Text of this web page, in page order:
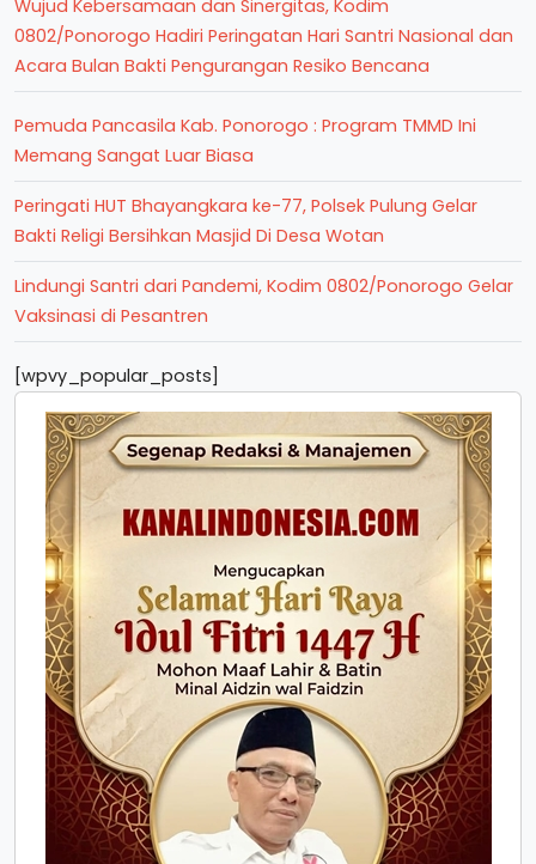
Wujud Kebersamaan dan Sinergitas, Kodim
0802/Ponorogo Hadiri Peringatan Hari Santri Nasional dan
Acara Bulan Bakti Pengurangan Resiko Bencana
Pemuda Pancasila Kab. Ponorogo : Program TMMD Ini
Memang Sangat Luar Biasa
Peringati HUT Bhayangkara ke-77, Polsek Pulung Gelar
Bakti Religi Bersihkan Masjid Di Desa Wotan
Lindungi Santri dari Pandemi, Kodim 0802/Ponorogo Gelar
Vaksinasi di Pesantren
[wpvy_popular_posts]